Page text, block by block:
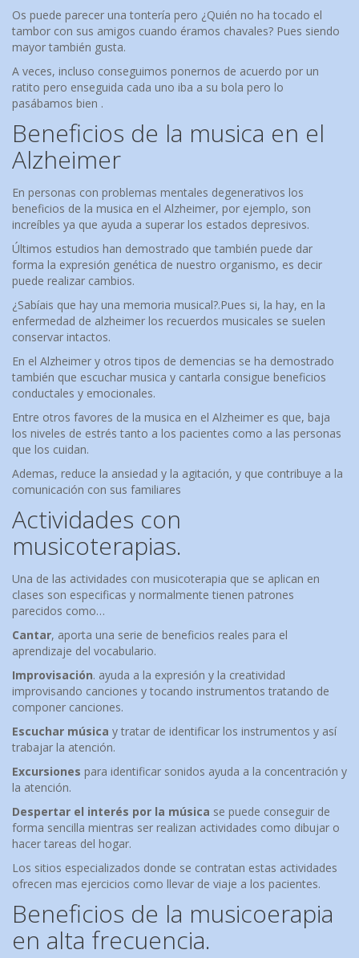
Os puede parecer una tontería pero ¿Quién no ha tocado el
tambor con sus amigos cuando éramos chavales? Pues siendo
mayor también gusta.
A veces, incluso conseguimos ponernos de acuerdo por un
ratito pero enseguida cada uno iba a su bola pero lo
pasábamos bien .
Beneficios de la musica en el
Alzheimer
En personas con problemas mentales degenerativos los
beneficios de la musica en el Alzheimer, por ejemplo, son
increíbles ya que ayuda a superar los estados depresivos.
Últimos estudios han demostrado que también puede dar
forma la expresión genética de nuestro organismo, es decir
puede realizar cambios.
¿Sabíais que hay una memoria musical?.Pues si, la hay, en la
enfermedad de alzheimer los recuerdos musicales se suelen
conservar intactos.
En el Alzheimer y otros tipos de demencias se ha demostrado
también que escuchar musica y cantarla consigue beneficios
conductales y emocionales.
Entre otros favores de la musica en el Alzheimer es que, baja
los niveles de estrés tanto a los pacientes como a las personas
que los cuidan.
Ademas, reduce la ansiedad y la agitación, y que contribuye a la
comunicación con sus familiares
Actividades con
musicoterapias.
Una de las actividades con musicoterapia que se aplican en
clases son especificas y normalmente tienen patrones
parecidos como…
Cantar, aporta una serie de beneficios reales para el
aprendizaje del vocabulario.
Improvisación. ayuda a la expresión y la creatividad
improvisando canciones y tocando instrumentos tratando de
componer canciones.
Escuchar música y tratar de identificar los instrumentos y así
trabajar la atención.
Excursiones para identificar sonidos ayuda a la concentración y
la atención.
Despertar el interés por la música se puede conseguir de
forma sencilla mientras ser realizan actividades como dibujar o
hacer tareas del hogar.
Los sitios especializados donde se contratan estas actividades
ofrecen mas ejercicios como llevar de viaje a los pacientes.
Beneficios de la musicoerapia
en alta frecuencia.